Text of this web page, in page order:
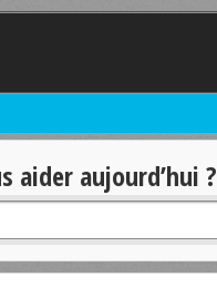
aider aujourd’hui ?